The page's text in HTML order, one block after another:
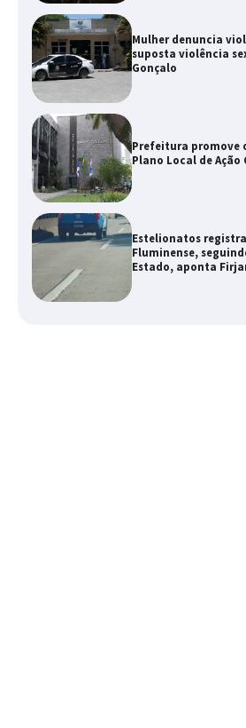
Mulher denuncia
suposta violência
Gonçalo
Prefeitura promove
Plano Local de
Estelionatos
Fluminense,
Estado, aponta